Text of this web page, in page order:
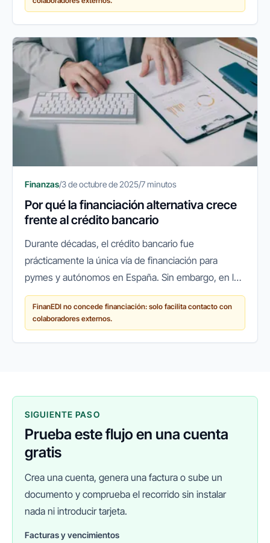
Finanzas/3 de octubre de 2025/7 minutos
Por qué la financiación alternativa crece
frente al crédito bancario
Durante décadas, el crédito bancario fue
prácticamente la única vía de financiación para
pymes y autónomos en España. Sin embargo, en los
últimos años ha surgido un cambio de paradigma:
cada vez más empresas recurren a...
FinanEDI no concede financiación: solo facilita contacto con
colaboradores externos.
SIGUIENTE PASO
Prueba este flujo en una cuenta
gratis
Crea una cuenta, genera una factura o sube un
documento y comprueba el recorrido sin instalar
nada ni introducir tarjeta.
Facturas y vencimientos